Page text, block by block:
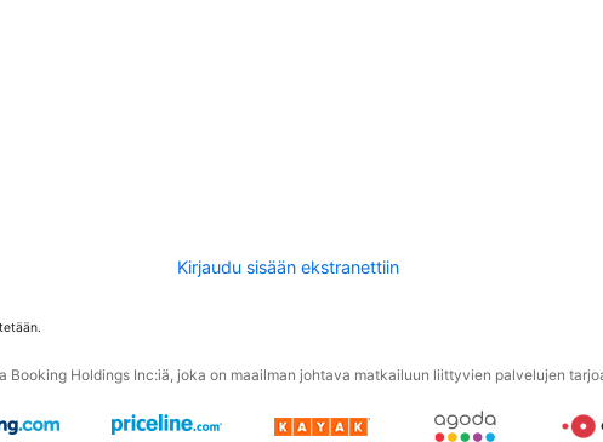
Kirjaudu sisään ekstranettiin
Booking Holdings Inc:iä, joka on maailman johtava matkailuun liittyvien palvelujen